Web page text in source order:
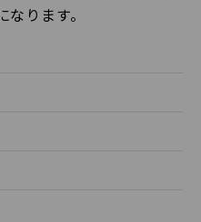
ります。